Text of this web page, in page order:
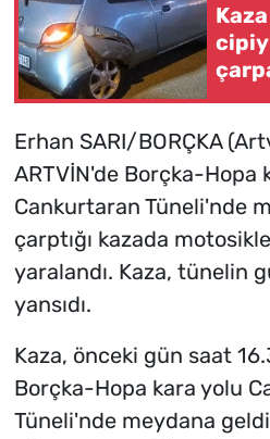
Erhan SARI/BORÇKA
ARTVİN'de Borçka-Hopa
Cankurtaran Tüneli'nde
çarptığı kazada
yaralandı. Kaza, tünelin
yansıdı.
Kaza, önceki gün saat
Borçka-Hopa kara yolu
Tüneli'nde meydana